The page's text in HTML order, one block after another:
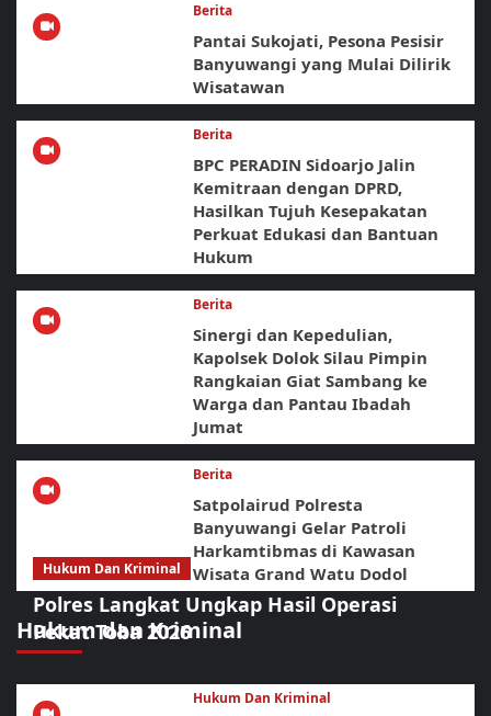
Berita
Pantai Sukojati, Pesona Pesisir
Banyuwangi yang Mulai Dilirik
Wisatawan
Berita
BPC PERADIN Sidoarjo Jalin
Kemitraan dengan DPRD,
Hasilkan Tujuh Kesepakatan
Perkuat Edukasi dan Bantuan
Hukum
Berita
Sinergi dan Kepedulian,
Kapolsek Dolok Silau Pimpin
Rangkaian Giat Sambang ke
Warga dan Pantau Ibadah
Jumat
Berita
Satpolairud Polresta
Banyuwangi Gelar Patroli
Harkamtibmas di Kawasan
Wisata Grand Watu Dodol
Hukum dan Kriminal
Hukum Dan Kriminal
Polres Langkat Ungkap Hasil Operasi
Pekat Toba 2026
Hukum Dan Kriminal